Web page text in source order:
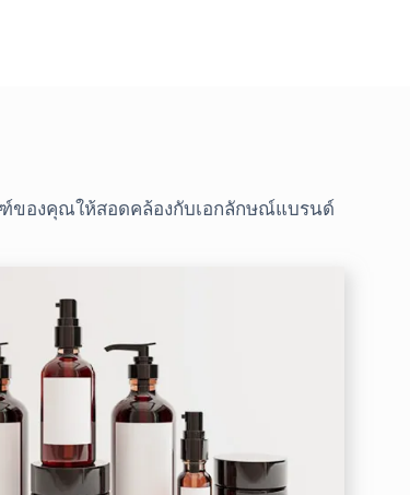
ของคุณให้สอดคล้องกับเอกลักษณ์แบรนด์